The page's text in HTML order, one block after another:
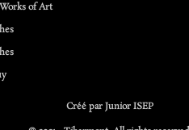
of Art
Créé par Junior ISEP